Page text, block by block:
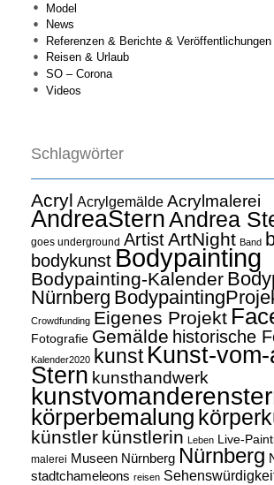
Model
News
Referenzen & Berichte & Veröffentlichungen
Reisen & Urlaub
SO – Corona
Videos
Schlagwörter
Acryl Acrylgemälde Acrylmalerei
AndreaSternAndrea
goes underground ArtistArtNight Band
bodykunst Bodypainting
Bodypainting-Kalender
Nürnberg
Crowdfunding Eigenes Projekt
Fotografie Gemälde historische
Kalender2020 kunst Kunst-
Stern kunsthandwerk
körperbemalung
künstler künstlerin Leben Live-
malerei Museen Nürnberg Nürnberg
stadtchameleons reisen